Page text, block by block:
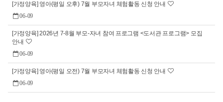
[가정양육] 영아(평일 오후) 7월 부모자녀 체험활동 신청 안내
06-09
[가정양육] 2026년 7-8월 부모-자녀 참여 프로그램 <도서관 프로그램> 모집
안내
06-09
[가정양육] 영아(평일 오전) 7월 부모자녀 체험활동 신청 안내
06-09